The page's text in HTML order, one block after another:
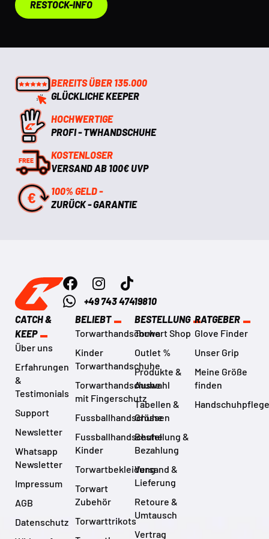
RESTOCK-INFO
BEREITS ÜBER 135.000
GLÜCKLICHE KEEPER
HOCHWERTIGE
PROFI - TWHANDSCHUHE
KOSTENLOSER
VERSAND AB 100€ UVP
100% GELD -
ZURÜCK - GARANTIE
+49 743 47419810
CATCH &
KEEP
Über uns
Erfahrungen
&
Testimonials
Support
Newsletter
Whatsapp
Newsletter
Impressum
AGB
Datenschutz
BELIEBT
Torwarthandschuhe
Kinder
Torwarthandschuhe
Torwarthandschuhe
mit Fingerschutz
Fussballhandschuhe
Fussballhandschuhe
Kinder
Torwartbekleidung
Torwart
Zubehör
Torwarttrikots
BESTELLUNG
Torwart Shop
Outlet %
Produkte &
Auswahl
Tabellen &
Grössen
Bestellung &
Bezahlung
Versand &
Lieferung
Retoure &
Umtausch
Vertrag
RATGEBER
Glove Finder
Unser Grip
Meine Größe
finden
Handschuhpflege